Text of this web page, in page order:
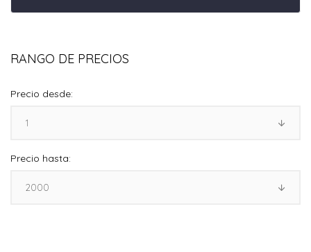
RANGO DE PRECIOS
Precio desde:
Precio hasta: